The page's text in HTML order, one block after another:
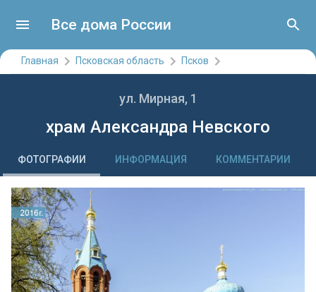
Все дома России
Главная Псковская область Псков
ул. Мирная, 1
храм Александра Невского
ФОТОГРАФИИ ИНФОРМАЦИЯ КОММЕНТАРИИ